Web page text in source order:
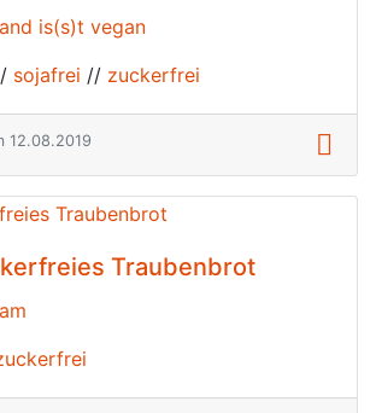
is(s)t vegan
sojafrei // zuckerfrei
12.08.2019
Traubenbrot